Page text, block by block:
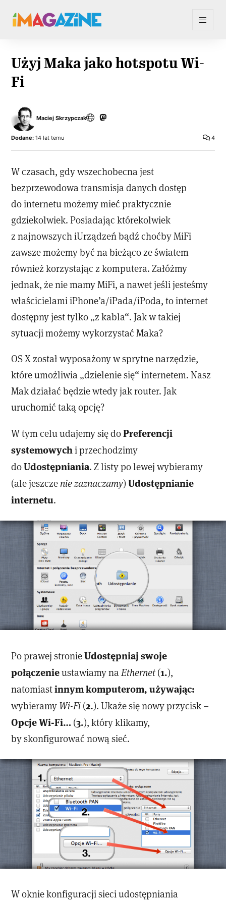
Użyj Maka jako hotspotu Wi-
Fi
Maciej Skrzypczak
4
Dodane: 14 lat temu
W czasach, gdy wszechobecna jest
bezprzewodowa transmisja danych dostęp
do internetu możemy mieć praktycznie
gdziekolwiek. Posiadając którekolwiek
z najnowszych iUrządzeń bądź choćby MiFi
zawsze możemy być na bieżąco ze światem
również korzystając z komputera. Załóżmy
jednak, że nie mamy MiFi, a nawet jeśli jesteśmy
właścicielami iPhone’a/iPada/iPoda, to internet
dostępny jest tylko „z kabla“. Jak w takiej
sytuacji możemy wykorzystać Maka?
OS X został wyposażony w sprytne narzędzie,
które umożliwia „dzielenie się“ internetem. Nasz
Mak działać będzie wtedy jak router. Jak
uruchomić taką opcję?
W tym celu udajemy się doPreferencji
systemowych i przechodzimy
doUdostępniania. Z listy po lewej wybieramy
(ale jeszcze nie zaznaczamy)Udostępnianie
internetu.
Po prawej stronieUdostępniaj swoje
połączenieustawiamy na Ethernet(1.),
natomiastinnym komputerom, używając:
wybieramy Wi-Fi (2.). Ukaże się nowy przycisk –
Opcje Wi-Fi… (3.), który klikamy,
by skonfigurować nową sieć.
W oknie konfiguracji sieci udostępniania